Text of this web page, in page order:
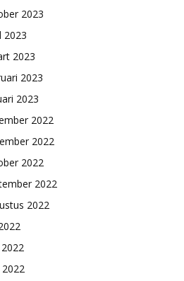
2023
2023
2023
2023
2023
2022
2022
2022
2022
2022